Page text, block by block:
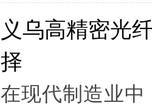
义乌高精密光
择
在现代制造业